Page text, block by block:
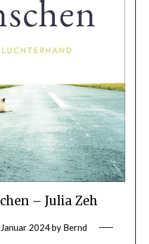
– Julia Zeh
2024by Bernd